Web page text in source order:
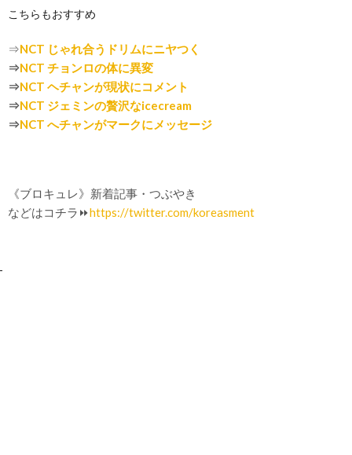
こちらもおすすめ
⇒NCT じゃれ合うドリムにニヤつく
⇒NCT チョンロの体に異変
⇒NCT ヘチャンが現状にコメント
⇒NCT ジェミンの贅沢なicecream
⇒NCT へチャンがマークにメッセージ
《ブロキュレ》新着記事・つぶやき
などはコチラ⏩https://twitter.com/koreasment